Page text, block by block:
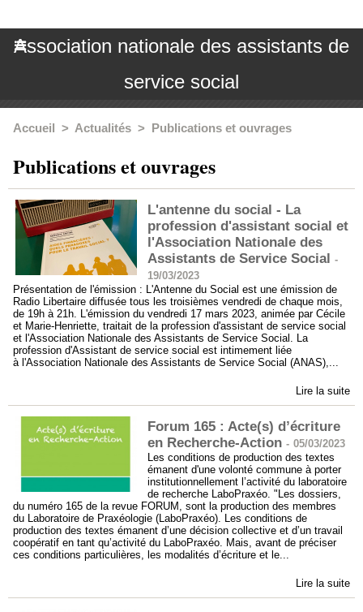
Association nationale des assistants de
service social
Accueil > Actualités > Publications et ouvrages
Publications et ouvrages
L'antenne du social - La
profession d'assistant social et
l'Association Nationale des
Assistants de Service Social -
19/03/2023
Présentation de l'émission : L'Antenne du Social est une émission de
Radio Libertaire diffusée tous les troisièmes vendredi de chaque mois,
de 19h à 21h. L'émission du vendredi 17 mars 2023, animée par Cécile
et Marie-Henriette, traitait de la profession d'assistant de service social
et l'Association Nationale des Assistants de Service Social. La
profession d'Assistant de service social est intimement liée
à l'Association Nationale des Assistants de Service Social (ANAS),...
Lire la suite
Forum 165 : Acte(s) d’écriture
en Recherche-Action - 05/03/2023
Les conditions de production des textes
émanent d'une volonté commune à porter
institutionnellement l’activité du laboratoire
de recherche LaboPraxéo. "Les dossiers,
du numéro 165 de la revue FORUM, sont la production des membres
du Laboratoire de Praxéologie (LaboPraxéo). Les conditions de
production des textes émanent d’une décision collective et d’un travail
coopératif en tant qu’activité du LaboPraxéo. Mais, avant de préciser
ces conditions particulières, les modalités d’écriture et le...
Lire la suite